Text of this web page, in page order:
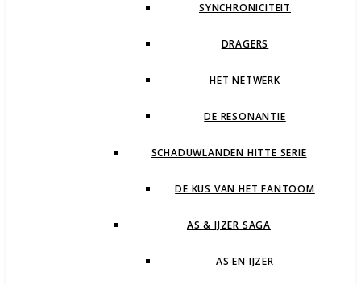
SYNCHRONICITEIT
DRAGERS
HET NETWERK
DE RESONANTIE
SCHADUWLANDEN HITTE SERIE
DE KUS VAN HET FANTOOM
AS & IJZER SAGA
AS EN IJZER